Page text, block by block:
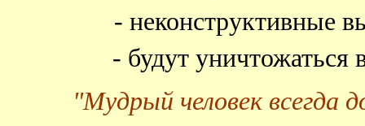
- неконструктивные
- будут
"Мудрый человек всегда